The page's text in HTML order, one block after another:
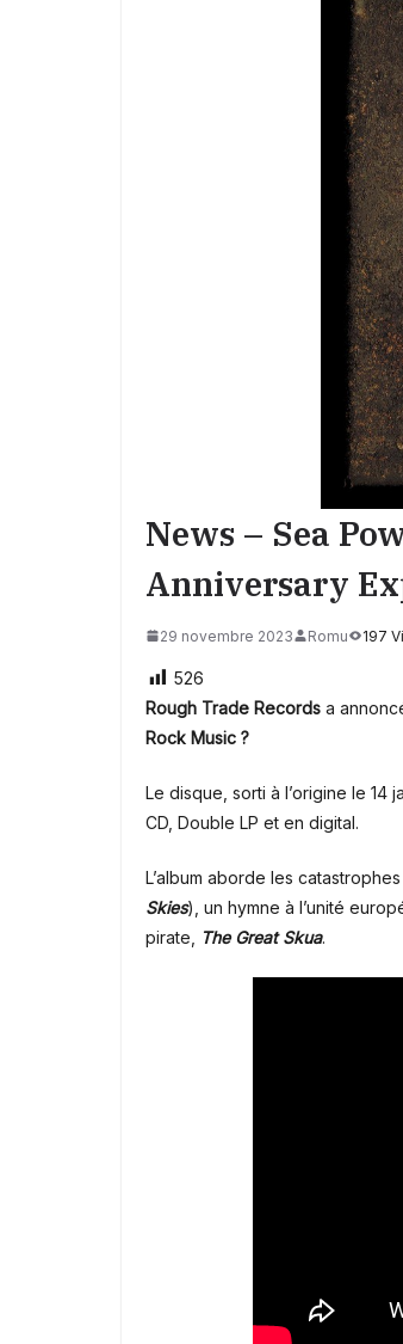
News – Sea
Anniversary
29 novembre 2023 Romu 197
526
Rough Trade Records a
Rock Music ?
Le disque, sorti à l’origine le
CD, Double LP et en digital.
L’album aborde les
Skies), un hymne à l’unité
pirate,
The Great Skua.